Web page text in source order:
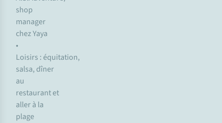
shop
manager
chez Yaya
•
Loisirs : équitation,
salsa, dîner
au
restaurant et
aller à la
plage